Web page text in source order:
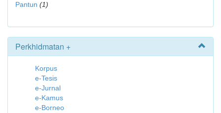
Pantun (1)
Perkhidmatan +
Korpus
e-Tesis
e-Jurnal
e-Kamus
e-Borneo